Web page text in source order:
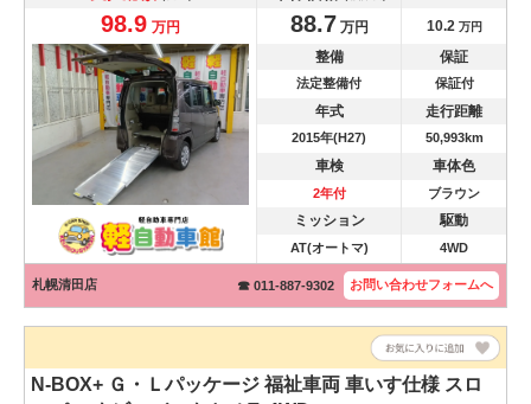
98.9 万円 88.7 万円 10.2 万円
整備 保証
法定整備付 保証付
年式 走行距離
2015年(H27) 50,993km
車検 車体色
2年付 ブラウン
ミッション 駆動
AT(オートマ) 4WD
札幌清田店 ☎ 011-887-9302 お問い合わせフォームへ
N-BOX+ Ｇ・Ｌパッケージ 福祉車両 車いす仕様 スロ